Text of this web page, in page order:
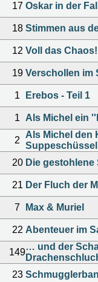
17 Oskar in der
18 Stimmen aus
12 Voll das Chaos!
19 Verschollen im
1 Erebos - Teil 1
1 Als Michel ein
2
Als Michel den
20 Die gestohlene
21 Der Fluch der
7 Max & Muriel
22 Abenteuer im
149
… und der
23